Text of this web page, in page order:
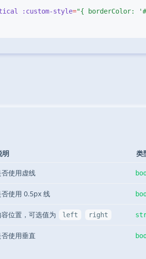
:custom-style="{ borderColor:
明 类
使用虚线
否使用 0.5px 线
容位置，可选值为 left right
使用垂直